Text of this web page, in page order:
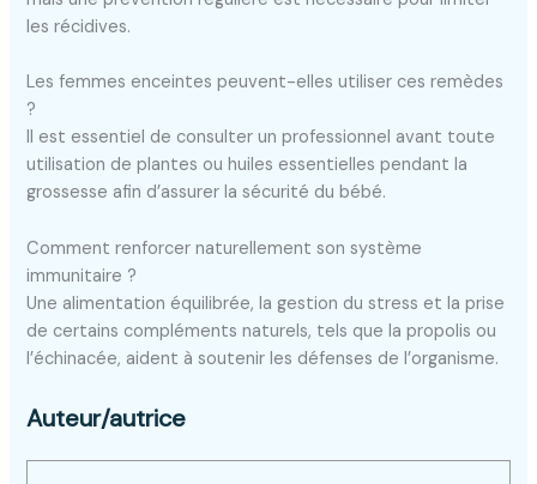
les récidives.
Les femmes enceintes peuvent-elles utiliser ces remèdes
?
Il est essentiel de consulter un professionnel avant toute
utilisation de plantes ou huiles essentielles pendant la
grossesse afin d’assurer la sécurité du bébé.
Comment renforcer naturellement son système
immunitaire ?
Une alimentation équilibrée, la gestion du stress et la prise
de certains compléments naturels, tels que la propolis ou
l’échinacée, aident à soutenir les défenses de l’organisme.
Auteur/autrice